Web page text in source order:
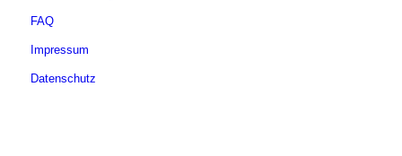
FAQ
Impressum
Datenschutz